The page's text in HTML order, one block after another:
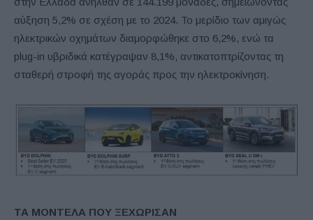
αύξηση 5,2% σε σχέση με το 2024. Το μερίδιο των αμιγώς
ηλεκτρικών οχημάτων διαμορφώθηκε στο 6,2%, ενώ τα
plug-in υβριδικά κατέγραψαν 8,1%, αντικατοπτρίζοντας τη
σταθερή στροφή της αγοράς προς την ηλεκτροκίνηση.
ΤΑ ΜΟΝΤΕΛΑ ΠΟΥ ΞΕΧΩΡΙΣΑΝ